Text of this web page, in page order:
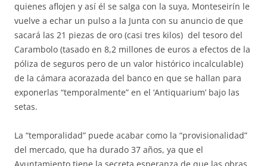
quienes aflojen y así él se salga con la suya, Monteseirín le
vuelve a echar un pulso a la Junta con su anuncio de que
sacará las 21 piezas de oro (casi tres kilos) del tesoro del
Carambolo (tasado en 8,2 millones de euros a efectos de la
póliza de seguros pero de un valor histórico incalculable)
de la cámara acorazada del banco en que se hallan para
exponerlas “temporalmente” en el ‘Antiquarium’ bajo las
setas.
La “temporalidad” puede acabar como la “provisionalidad”
del mercado, que ha durado 37 años, ya que el